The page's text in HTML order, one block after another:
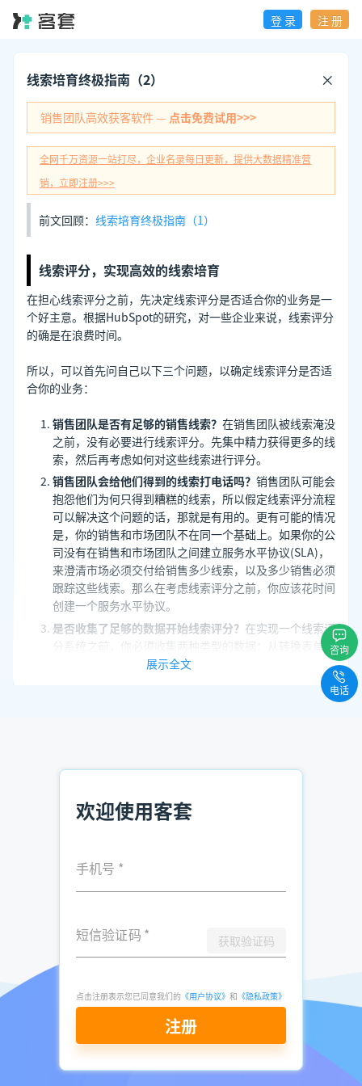
登 录 注 册
线索培育终极指南（2）
销售团队高效获客软件 — 点击免费试用>>>
全网千万资源一站打尽，企业名录每日更新，提供大数据精准营
销，立即注册>>>
前文回顾： 线索培育终极指南（1）
线索评分，实现高效的线索培育
在担心线索评分之前，先决定线索评分是否适合你的业务是一
个好主意。根据HubSpot的研究，对一些企业来说，线索评分
的确是在浪费时间。
所以，可以首先问自己以下三个问题，以确定线索评分是否适
合你的业务：
销售团队是否有足够的销售线索？ 在销售团队被线索淹没
之前，没有必要进行线索评分。先集中精力获得更多的线
索，然后再考虑如何对这些线索进行评分。
销售团队会给他们得到的线索打电话吗？ 销售团队可能会
抱怨他们为何只得到糟糕的线索，所以假定线索评分流程
可以解决这个问题的话，那就是有用的。更有可能的情况
是，你的销售和市场团队不在同一个基础上。如果你的公
司没有在销售和市场团队之间建立服务水平协议(SLA)，
来澄清市场必须交付给销售多少线索，以及多少销售必须
跟踪这些线索。那么在考虑线索评分之前，你应该花时间
创建一个服务水平协议。
是否收集了足够的数据开始线索评分？ 在实现一个线索评
分系统之前，你必须收集两种类型的数据：从转换表单捕
获的线索画像统计信息，和从你使用的分析软件收集的用
这个线索适合你的业务吗?
培育工作，来迫使线索转化。 这就是为什么市场工作应该始终
围绕着你的理想客户画像（ideal buyer persona）来展开——
要确定一个线索是否适合，是否值得追求，你可以参考以下数
一般统计特征——潜在客户的职位头衔、年薪、工作地
公司特征
预算、负责人、需求、时间(BANT) ——这个潜在客户能
负担起你的产品吗？他们是组织中的关键决策者吗？他们
需要你的产品或服务吗？他们实施的时间范围是什么？
你可以通过表单、电子邮件订阅和一个快速的谷歌搜索，来收
展示全文
欢迎使用客套
手机号 *
短信验证码 * 获取验证码
点击注册表示您已同意我们的 《用户协议》 和 《隐私政策》
注册
咨询
电话